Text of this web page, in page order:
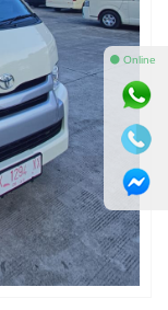
⚫ Online